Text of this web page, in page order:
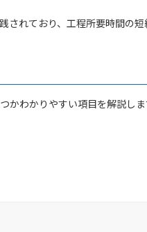
されており、工程所要時間の
かわかりやすい項目を解説しま